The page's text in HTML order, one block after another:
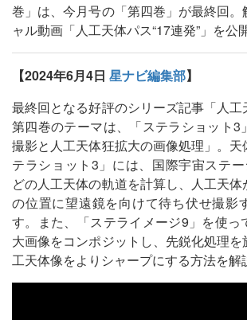
巻」は、今月号の「第四巻」が最終回
ャル動画「人工天体パス“17連発”」を公
【2024年6月4日 星ナビ編集部】
最終回となる好評のシリーズ記事「人工
第四巻のテーマは、「ステラショット3
撮影と人工天体狂拡大の画像処理」。天
テラショット3」には、国際宇宙ステ
どの人工天体の軌道を計算し、人工天
の位置に望遠鏡を向けて待ち伏せ撮影
す。また、「ステライメージ9」を使っ
大画像をコンポジットし、先鋭化処理
工天体像をよりシャープにする方法を解